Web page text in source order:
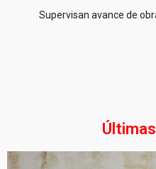
Supervisan avance de